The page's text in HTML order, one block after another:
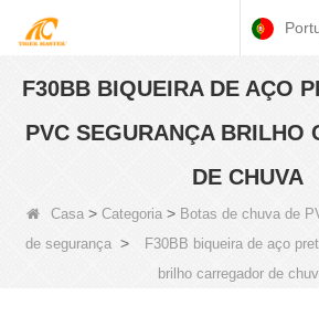
F30BB BIQUEIRA DE AÇO
PVC SEGURANÇA BRILHO
DE CHUVA
Casa> Categoria> Botas de chuva de
de segurança >
F30BB biqueira de aço
brilho carregador de